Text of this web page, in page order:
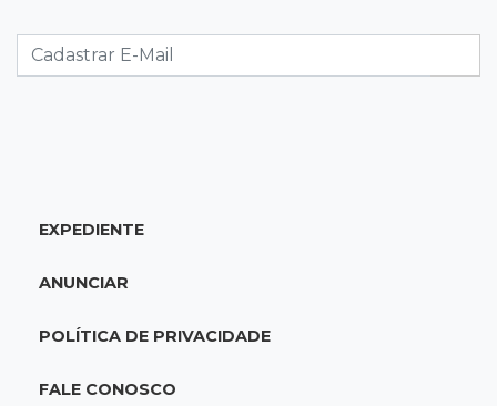
Estado, mas aprendizagem recua
18:02Ideb
Grande, Dourados e Corumbá
17:51 Arsenal Oculto
Preso em operação da PF no ano passado
EXPEDIENTE
ANUNCIAR
POLÍTICA DE PRIVACIDADE
FALE CONOSCO